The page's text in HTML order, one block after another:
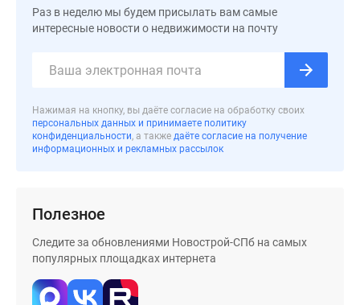
Раз в неделю мы будем присылать вам самые
интересные новости о недвижимости на почту
Нажимая на кнопку, вы даёте согласие на обработку своих
персональных данных и принимаете политику
конфиденциальности, а также даёте согласие на получение
информационных и рекламных рассылок
Полезное
Следите за обновлениями Новострой-СПб на самых
популярных площадках интернета